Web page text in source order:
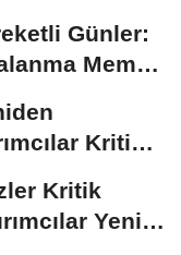
Günler:
Meme
Kritik
Kritik
Yeni